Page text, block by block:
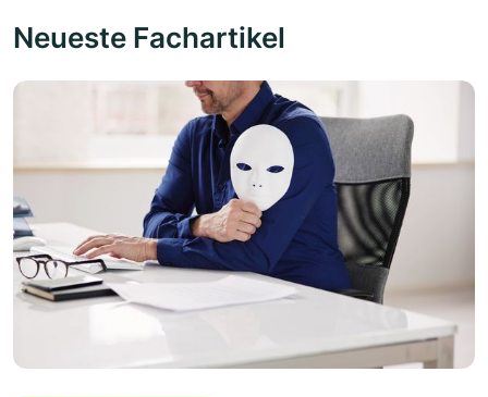
Neueste Fachartikel